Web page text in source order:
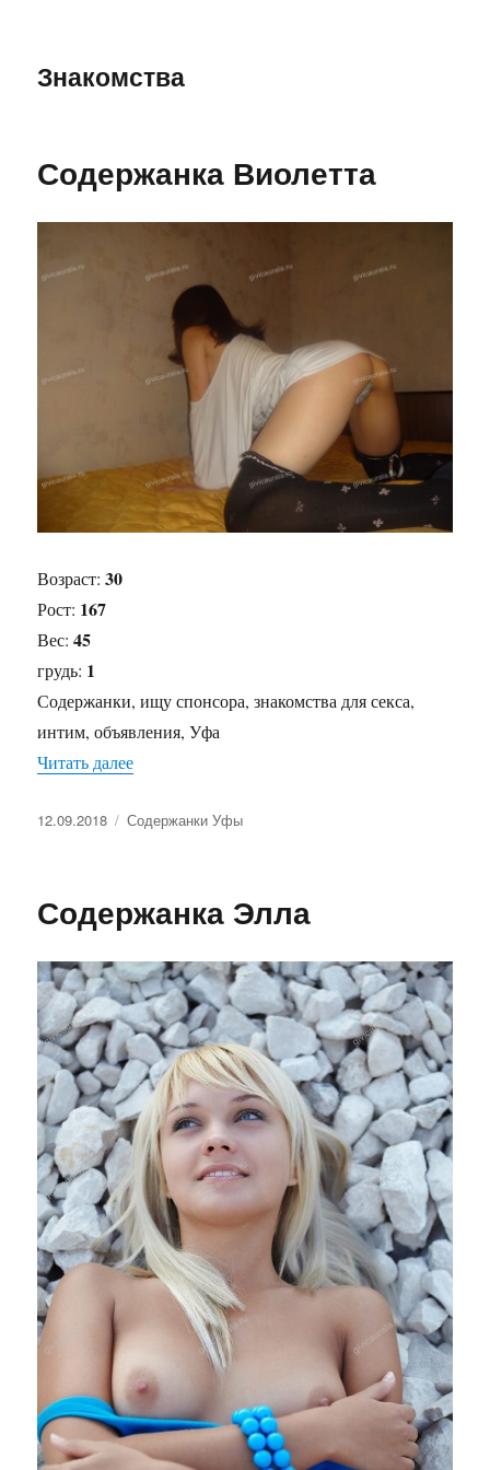
Знакомства
Содержанка Виолетта
Возраст:30
Рост: 167
Вес:45
грудь: 1
Содержанки, ищу спонсора, знакомства для секса,
интим, объявления, Уфа
Читать далее
Опубликовано
12.09.2018 Рубрики
Содержанки Уфы
Содержанка Элла